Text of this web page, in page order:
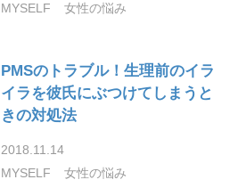
MYSELF
女性の悩み
PMSのトラブル！生理前のイラ
イラを彼氏にぶつけてしまうと
きの対処法
2018.11.14
MYSELF
女性の悩み